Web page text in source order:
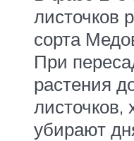
листочков
сорта
При
растения
убирают